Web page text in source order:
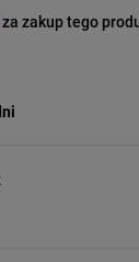
za zakup tego